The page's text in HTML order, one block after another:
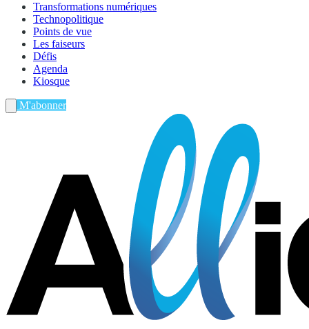
Transformations numériques
Technopolitique
Points de vue
Les faiseurs
Défis
Agenda
Kiosque
M'abonner